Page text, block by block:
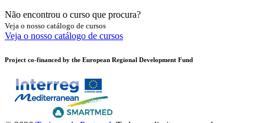
Não encontrou o curso que procura?
Veja o nosso catálogo de cursos
Veja o nosso catálogo de cursos
Project co-financed by the European Regional Development Fund